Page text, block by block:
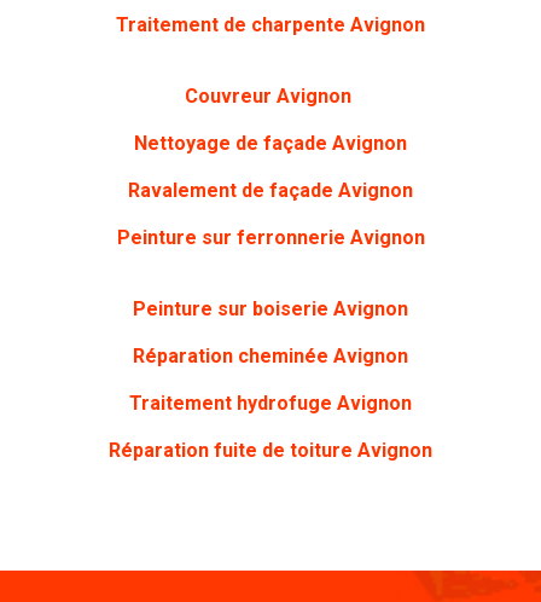
Traitement de charpente Avignon
Couvreur Avignon
Nettoyage de façade Avignon
Ravalement de façade Avignon
Peinture sur ferronnerie Avignon
Peinture sur boiserie Avignon
Réparation cheminée Avignon
Traitement hydrofuge Avignon
Réparation fuite de toiture Avignon